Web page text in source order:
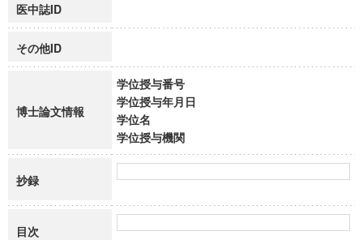
医中誌ID
その他ID
博士論文情報
学位授与番号
学位授与年月日
学位名
学位授与機関
抄録
目次